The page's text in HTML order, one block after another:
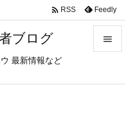
ブログ
最新情報など

 RSS Feedly